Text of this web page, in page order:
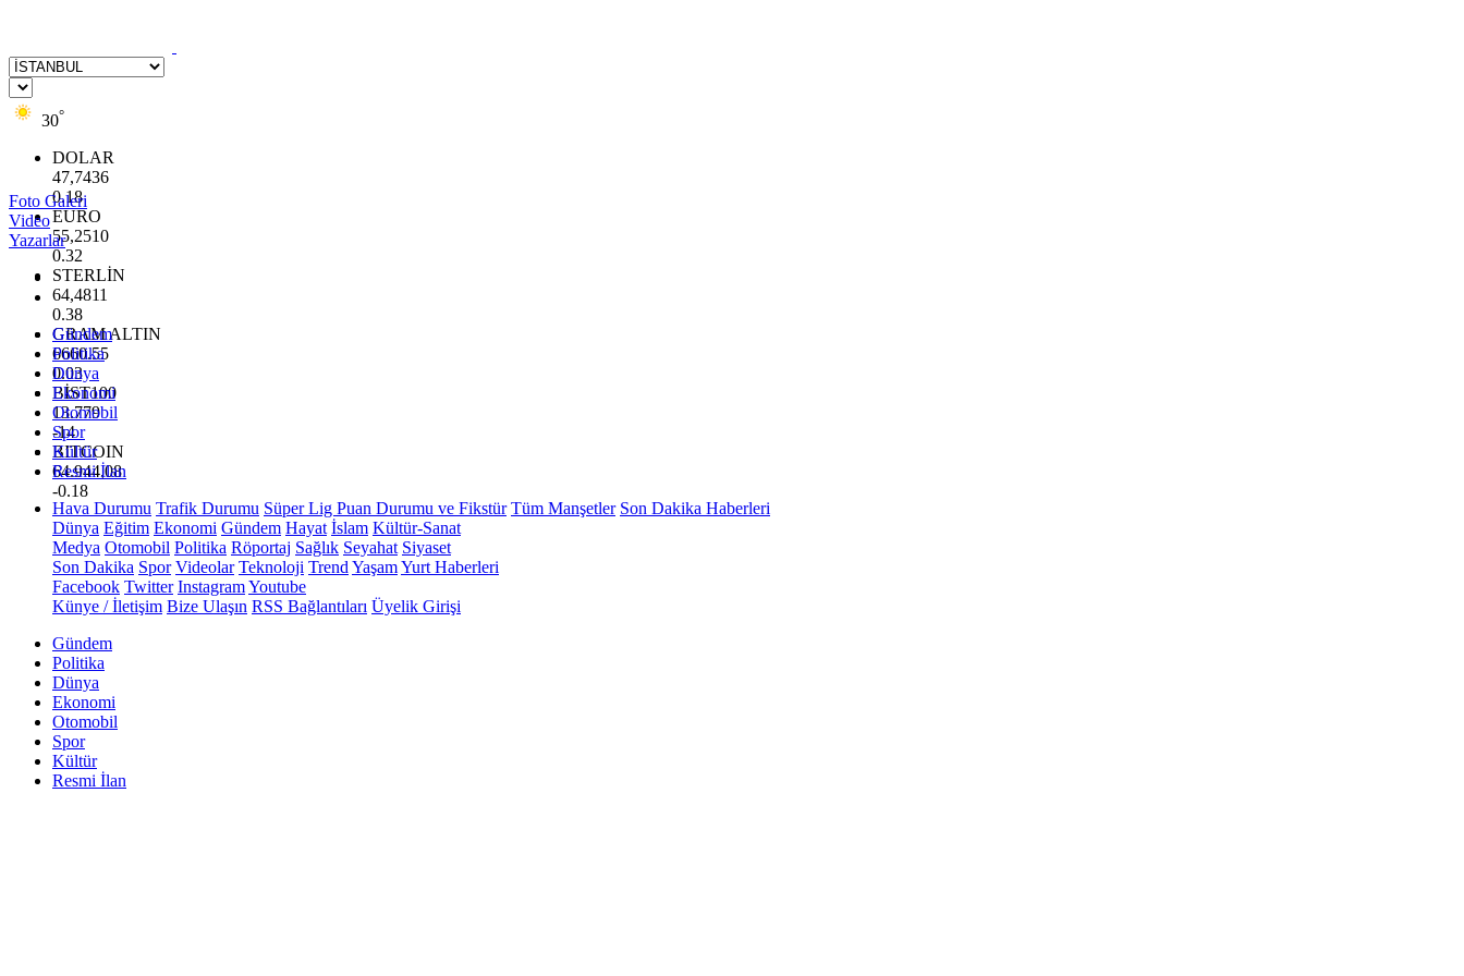
30°
DOLAR
47,7436
0.18
EURO
55,2510
0.32
STERLİN
64,4811
0.38
GRAM ALTIN
6660.55
0.03
BİST100
13.779
-14
BITCOIN
64.944,08
-0.18
Foto Galeri
Video
Yazarlar
Gündem
Politika
Dünya
Ekonomi
Otomobil
Spor
Kültür
Resmi İlan
Hava Durumu Trafik Durumu Süper Lig Puan Durumu ve Fikstür Tüm Manşetler Son Dakika Haberleri
Dünya Eğitim Ekonomi Gündem Hayat İslam Kültür-Sanat
Medya Otomobil Politika Röportaj Sağlık Seyahat Siyaset
Son Dakika Spor Videolar Teknoloji Trend YaşamYurt Haberleri
Facebook Twitter InstagramYoutube
Künye / İletişim Bize Ulaşın RSS Bağlantıları Üyelik Girişi
Gündem
Politika
Dünya
Ekonomi
Otomobil
Spor
Kültür
Resmi İlan